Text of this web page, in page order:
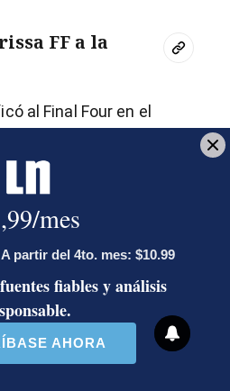
FF a la
al Final Four en el
Alajuelense), luego de
En la semifinal a partido
Sporting por 4-1.
Rivera, Katherine
mientras que el
lo consiguió Lucía